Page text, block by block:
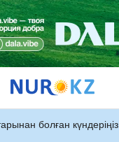
болған күндеріңіз